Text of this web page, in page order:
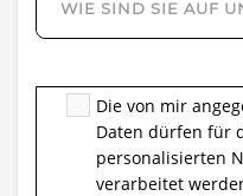
Die von mir
Daten dürfen für
personalisierten
verarbeitet